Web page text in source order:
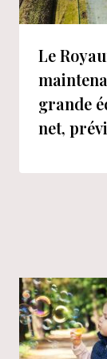
Le
grande
net,